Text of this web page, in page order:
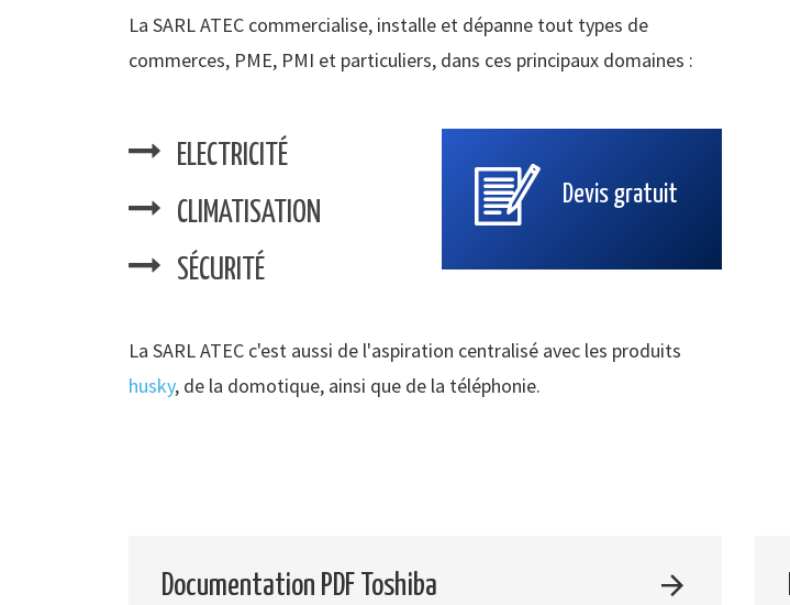
La SARL ATEC commercialise, installe et dépanne tout types de
commerces, PME, PMI et particuliers, dans ces principaux domaines :
ELECTRICITÉ
CLIMATISATION
SÉCURITÉ
Devis gratuit
La SARL ATEC c'est aussi de l'aspiration centralisé avec les produits
husky, de la domotique, ainsi que de la téléphonie.
Documentation PDF Toshiba